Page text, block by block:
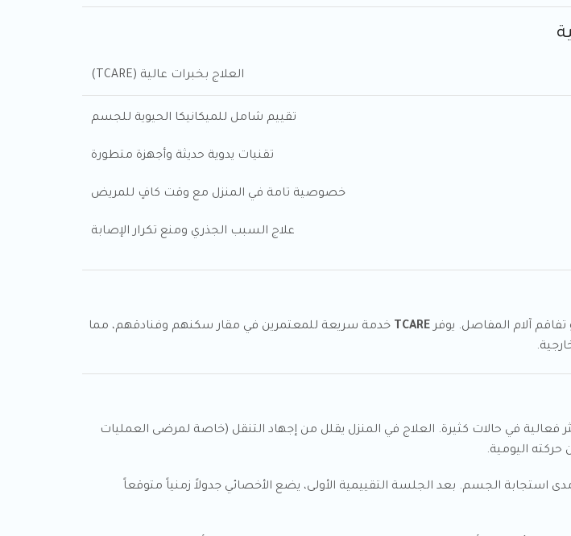
العلاج بخبرات عالية (TCARE)
تقييم شامل للميكانيكا الحيوية للجسم
تقنيات يدوية حديثة وأجهزة متطورة
خصوصية تامة في المنزل مع وقت كافٍ للمريض
علاج السبب الجذري ومنع تكرار الإصابة
تفاقم آلام المفاصل. يوفرTCARE خدمة سريعة للمعتمرين في مقار سكنهم وفنادقهم، مما
فعالية في حالات كثيرة. العلاج في المنزل يقلل من إجهاد التنقل (خاصة لمرضى العمليات
اليومية.
استجابة الجسم. بعد الجلسة التقييمية الأولى، يضع الأخصائي جدولاً زمنياً متوقعاً